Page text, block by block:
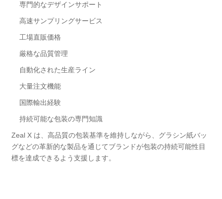
専門的なデザインサポート
高速サンプリングサービス
工場直販価格
厳格な品質管理
自動化された生産ライン
大量注文機能
国際輸出経験
持続可能な包装の専門知識
Zeal X は、高品質の包装基準を維持しながら、グラシン紙バッ
グなどの革新的な製品を通じてブランドが包装の持続可能性目
標を達成できるよう支援します。